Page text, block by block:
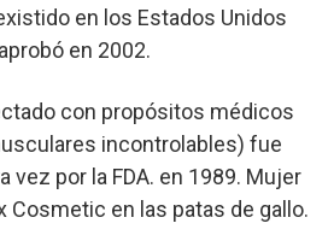
en los Estados Unidos
en 2002.
con propósitos médicos
incontrolables) fue
vez por la FDA. en 1989. Mujer
Cosmetic en las patas de gallo.